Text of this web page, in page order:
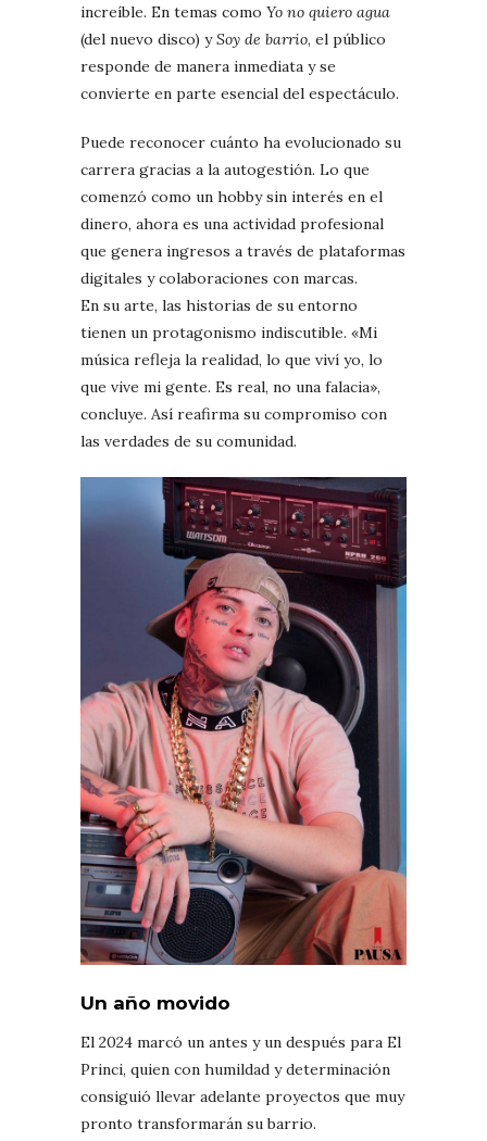
increíble. En temas como Yo no quiero agua
(del nuevo disco) ySoy de barrio, el público
responde de manera inmediata y se
convierte en parte esencial del espectáculo.
Puede reconocer cuánto ha evolucionado su
carrera gracias a la autogestión. Lo que
comenzó como un hobby sin interés en el
dinero, ahora es una actividad profesional
que genera ingresos a través de plataformas
digitales y colaboraciones con marcas.
En su arte, las historias de su entorno
tienen un protagonismo indiscutible. «Mi
música refleja la realidad, lo que viví yo, lo
que vive mi gente. Es real, no una falacia»,
concluye. Así reafirma su compromiso con
las verdades de su comunidad.
Un año movido
El 2024 marcó un antes y un después para El
Princi, quien con humildad y determinación
consiguió llevar adelante proyectos que muy
pronto transformarán su barrio.